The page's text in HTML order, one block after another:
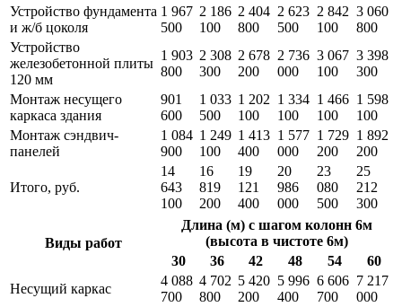
Устройство фундамента
и ж/б цоколя
1 967
500
2 186
100
2 404
800
2 623
500
2 842
100
3 060
800
Устройство
железобетонной плиты
120 мм
1 903
800
2 308
300
2 678
200
2 736
000
3 067
100
3 398
300
Монтаж несущего
каркаса здания
901
600
1 033
500
1 202
100
1 334
100
1 466
100
1 598
100
Монтаж сэндвич-
панелей
1 084
900
1 249
100
1 413
400
1 577
000
1 729
200
1 892
200
Итого, руб.
14
643
100
16
819
200
19
121
400
20
986
000
23
080
500
25
212
300
Виды работ
Длина (м) с шагом колонн 6м
(высота в чистоте 6м)
30
36 42 48 54
60
Несущий каркас
4 088
700
4 702
800
5 420
200
5 996
400
6 606
700
7 217
000